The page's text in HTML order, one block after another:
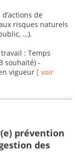
de
risques naturels
…).
travail : Temps
souhaité) -
vigueur [ voir
prévention
des